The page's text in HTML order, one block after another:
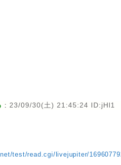
: 23/09/30(土) 21:45:24 ID:jHl1
test/read.cgi/livejupiter/